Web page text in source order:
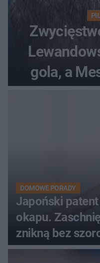
gola, a
DOMOWE PORADY
Japoński
okapu.
znikną bez